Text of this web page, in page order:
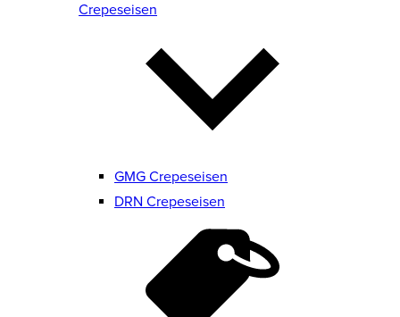
Crepeseisen
GMG Crepeseisen
DRN Crepeseisen